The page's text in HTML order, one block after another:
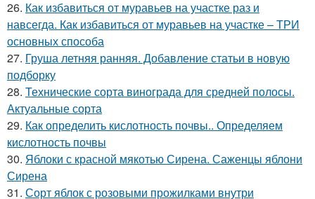
26. Как избавиться от муравьев на участке раз и
навсегда. Как избавиться от муравьев на участке – ТРИ
основных способа
27. Груша летняя ранняя. Добавление статьи в новую
подборку
28. Технические сорта винограда для средней полосы.
Актуальные сорта
29. Как определить кислотность почвы.. Определяем
кислотность почвы
30. Яблоки с красной мякотью Сирена. Саженцы яблони
Сирена
31. Сорт яблок с розовыми прожилками внутри